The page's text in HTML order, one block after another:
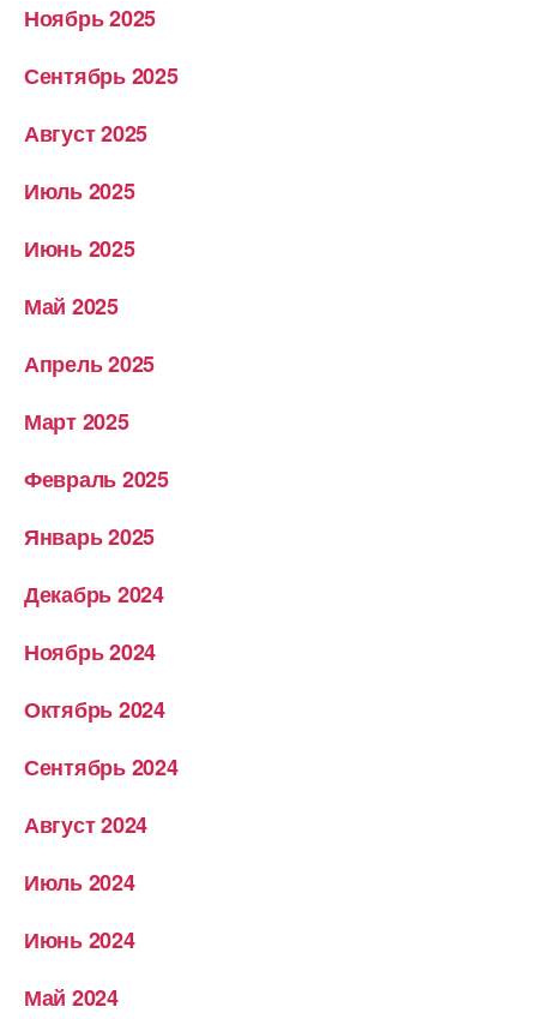
Ноябрь 2025
Сентябрь 2025
Август 2025
Июль 2025
Июнь 2025
Май 2025
Апрель 2025
Март 2025
Февраль 2025
Январь 2025
Декабрь 2024
Ноябрь 2024
Октябрь 2024
Сентябрь 2024
Август 2024
Июль 2024
Июнь 2024
Май 2024